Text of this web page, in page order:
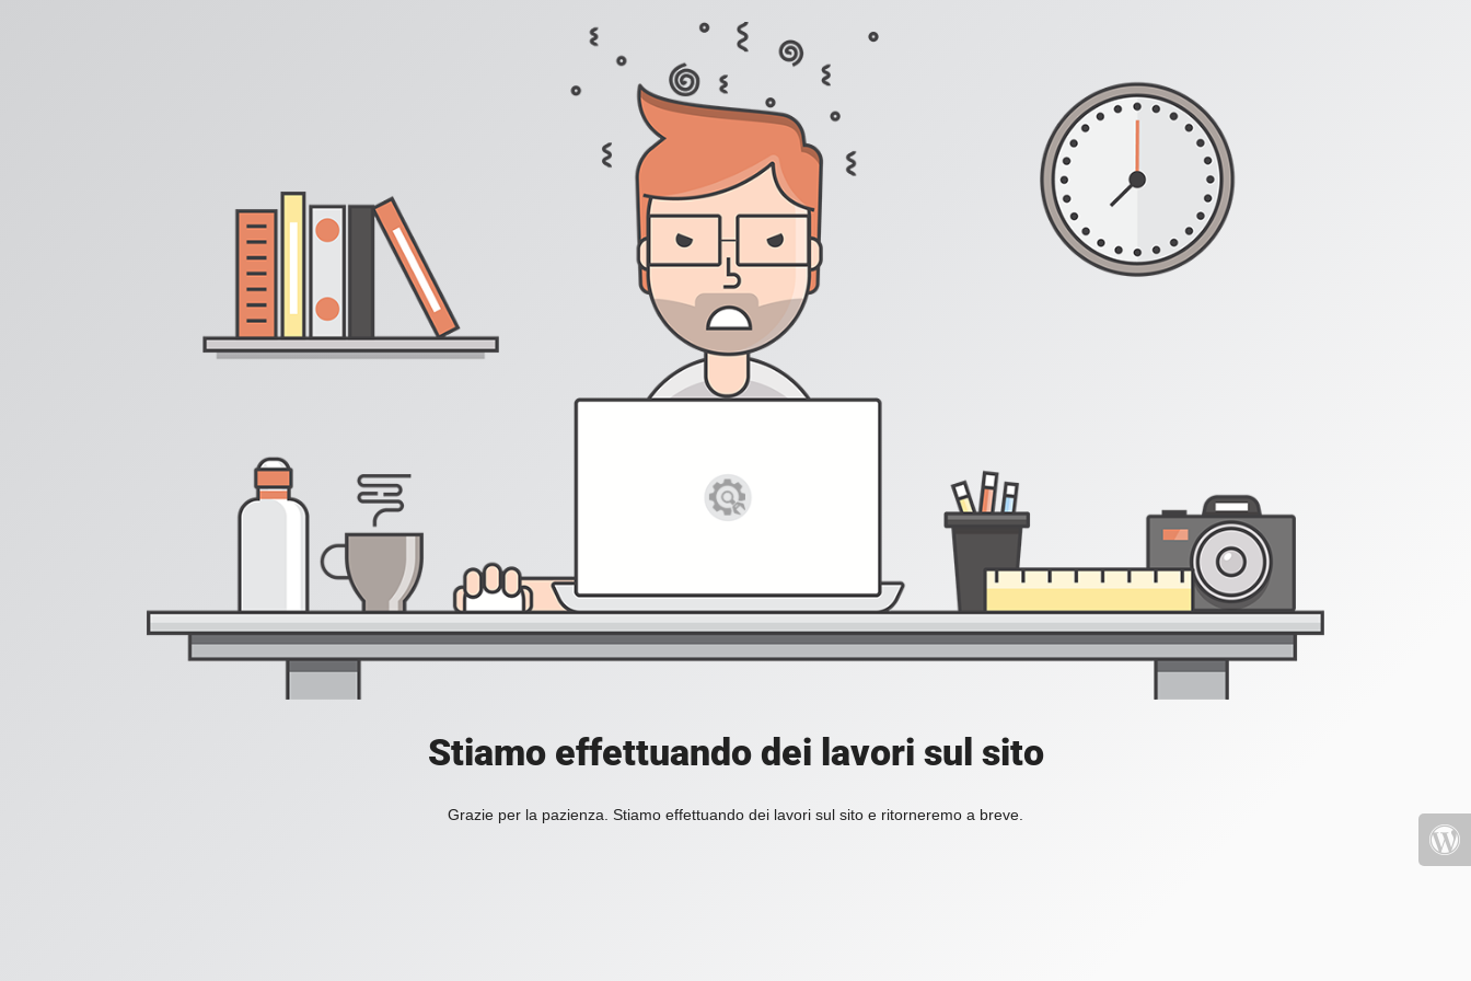
Stiamo effettuando dei lavori sul sito
Grazie per la pazienza. Stiamo effettuando dei lavori sul sito e ritorneremo a breve.